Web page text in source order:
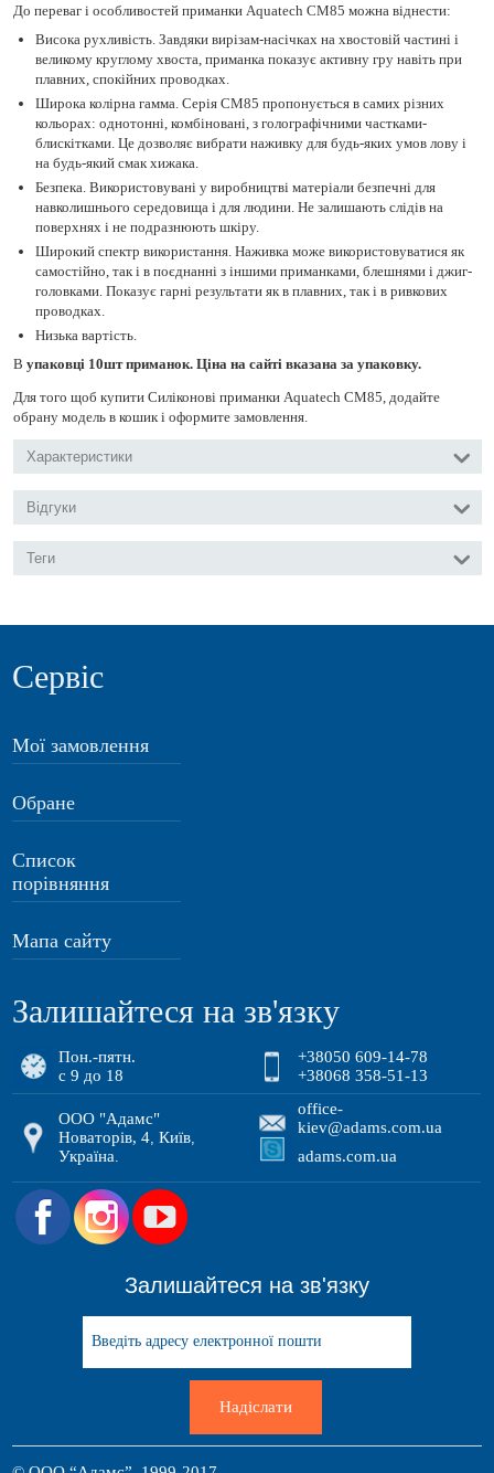
До переваг і особливостей приманки Aquatech СМ85 можна віднести:
Висока рухливість. Завдяки вирізам-насічках на хвостовій частині і
великому круглому хвоста, приманка показує активну гру навіть при
плавних, спокійних проводках.
Широка колірна гамма. Серія СМ85 пропонується в самих різних
кольорах: однотонні, комбіновані, з голографічними частками-
блискітками. Це дозволяє вибрати наживку для будь-яких умов лову і
на будь-який смак хижака.
Безпека. Використовувані у виробництві матеріали безпечні для
навколишнього середовища і для людини. Не залишають слідів на
поверхнях і не подразнюють шкіру.
Широкий спектр використання. Наживка може використовуватися як
самостійно, так і в поєднанні з іншими приманками, блешнями і джиг-
головками. Показує гарні результати як в плавних, так і в ривкових
проводках.
Низька вартість.
В упаковці 10шт приманок. Ціна на сайті вказана за упаковку.
Для того щоб купити Силіконові приманки Aquatech СМ85, додайте
обрану модель в кошик і оформите замовлення.
Характеристики
Відгуки
Теги
Сервіс
Мої замовлення
Обране
Список
порівняння
Мапа сайту
Залишайтеся на зв'язку
Пон.-пятн.
с 9 до 18
+38050 609-14-78
+38068 358-51-13
ООО "Адамс"
Новаторів, 4 ,Київ
Україна
office-
kiev@adams.com.ua
adams.com.ua
.
Залишайтеся на зв'язку
Надіслати